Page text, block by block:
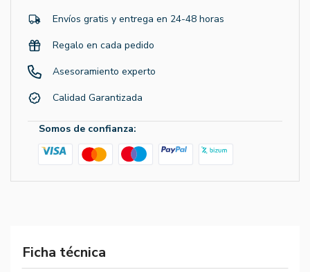
Envíos gratis y entrega en 24-48 horas
Regalo en cada pedido
Asesoramiento experto
Calidad Garantizada
Somos de confianza:
Ficha técnica